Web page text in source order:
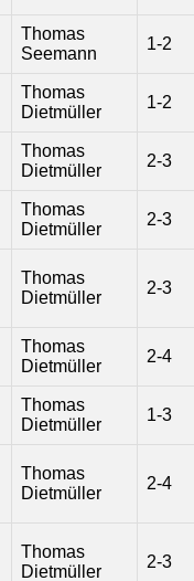
Thomas
Seemann
1-2
Thomas
Dietmüller
1-2
Thomas
Dietmüller
2-3
Thomas
Dietmüller
2-3
Thomas
Dietmüller
2-3
Thomas
Dietmüller
2-4
Thomas
Dietmüller
1-3
Thomas
Dietmüller
2-4
Thomas
Dietmüller
2-3